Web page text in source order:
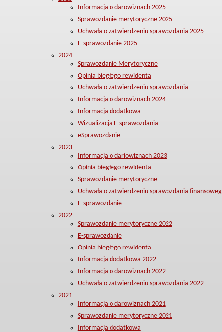
Informacja o darowiznach 2025
Sprawozdanie merytoryczne 2025
Uchwała o zatwierdzeniu sprawozdania 2025
E-sprawozdanie 2025
2024
Sprawozdanie Merytoryczne
Opinia biegłego rewidenta
Uchwała o zatwierdzeniu sprawozdania
Informacja o darowiznach 2024
Informacja dodatkowa
Wizualizacja E-sprawozdania
eSprawozdanie
2023
Informacja o dariowiznach 2023
Opinia biegłego rewidenta
Sprawozdanie merytoryczne
Uchwała o zatwierdzeniu sprawozdania
E-sprawozdanie
2022
Sprawozdanie merytoryczne 2022
E-sprawozdanie
Opinia biegłego rewidenta
Informacja dodatkowa 2022
Informacja o darowiznach 2022
Uchwała o zatwierdzeniu sprawozdania 2022
2021
Informacja o darowiznach 2021
Sprawozdanie merytoryczne 2021
Informacja dodatkowa